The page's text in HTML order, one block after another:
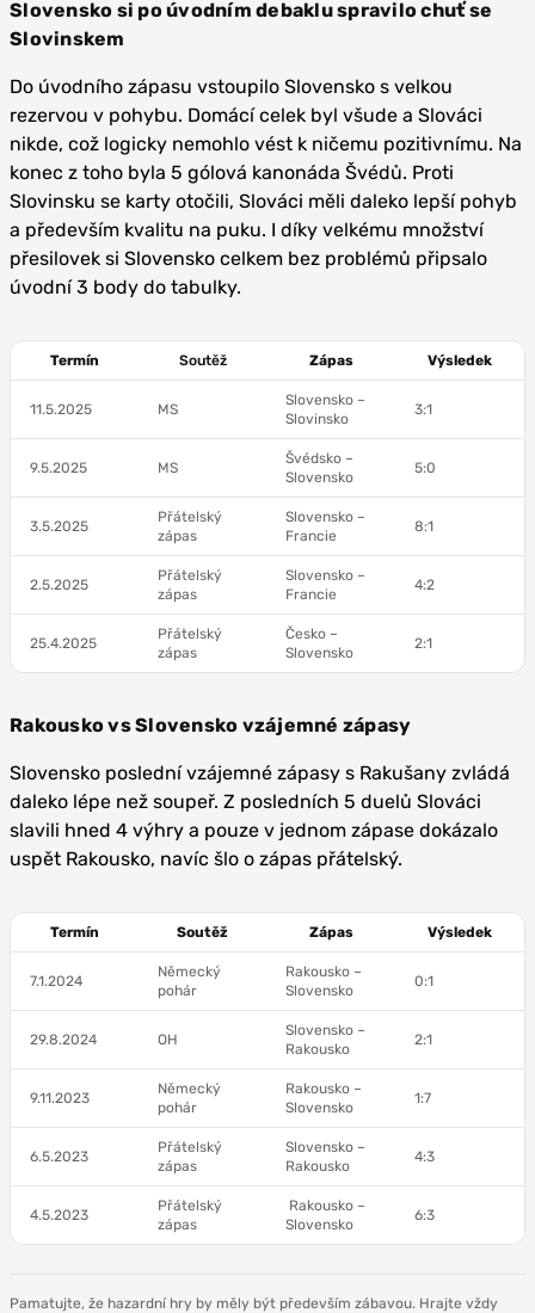
Slovensko si po úvodním debaklu spravilo chuť se
Slovinskem
Do úvodního zápasu vstoupilo Slovensko s velkou
rezervou v pohybu. Domácí celek byl všude a Slováci
nikde, což logicky nemohlo vést k ničemu pozitivnímu. Na
konec z toho byla 5 gólová kanonáda Švédů. Proti
Slovinsku se karty otočili, Slováci měli daleko lepší pohyb
a především kvalitu na puku. I díky velkému množství
přesilovek si Slovensko celkem bez problémů připsalo
úvodní 3 body do tabulky.
Termín Soutěž Zápas Výsledek
11.5.2025 MS
Slovensko –
Slovinsko
3:1
9.5.2025 MS
Švédsko –
Slovensko
5:0
3.5.2025
Přátelský
zápas
Slovensko –
Francie
8:1
2.5.2025
Přátelský
zápas
Slovensko –
Francie
4:2
25.4.2025
Přátelský
zápas
Česko –
Slovensko
2:1
Rakousko vs Slovensko vzájemné zápasy
Slovensko poslední vzájemné zápasy s Rakušany zvládá
daleko lépe než soupeř. Z posledních 5 duelů Slováci
slavili hned 4 výhry a pouze v jednom zápase dokázalo
uspět Rakousko, navíc šlo o zápas přátelský.
Termín Soutěž Zápas Výsledek
7.1.2024
Německý
pohár
Rakousko –
Slovensko
0:1
29.8.2024 OH
Slovensko –
Rakousko
2:1
9.11.2023
Německý
pohár
Rakousko –
Slovensko
1:7
6.5.2023
Přátelský
zápas
Slovensko –
Rakousko
4:3
4.5.2023
Přátelský
zápas
Rakousko –
Slovensko
6:3
Pamatujte, že hazardní hry by měly být především zábavou. Hrajte vždy